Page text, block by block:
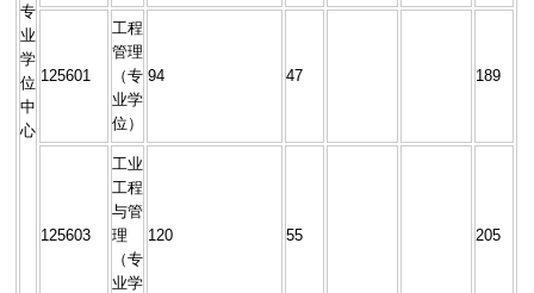
专
业
学
位
中
心
125601
工程
管理
（专
业学
位）
94 47 189
125603
工业
工程
与管
理
（专
业学
120 55 205